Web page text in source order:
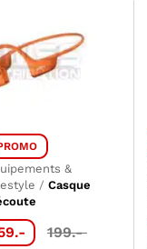
&
/ Casque
199.-